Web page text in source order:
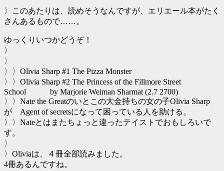
〉このあたりは、読めそうなんですが、エリエール本がたく
さんあるもので……。
ゆっくりいつかどうぞ！
〉
〉
〉〉Olivia Sharp #1 The Pizza Monster
〉〉Olivia Sharp #2 The Princess of the Fillmore Street
School by Marjorie Weiman Sharmat (2.7 2700)
〉〉Nate the Greatのいとこの大金持ちの女の子Olivia Sharp
が Agent of secretsになって困っている人を助ける。
〉〉Nateとはまたちょっと違ったテイストでおもしろいで
す。
〉
〉Oliviaは、４冊全部読みました。
4冊あるんですね。